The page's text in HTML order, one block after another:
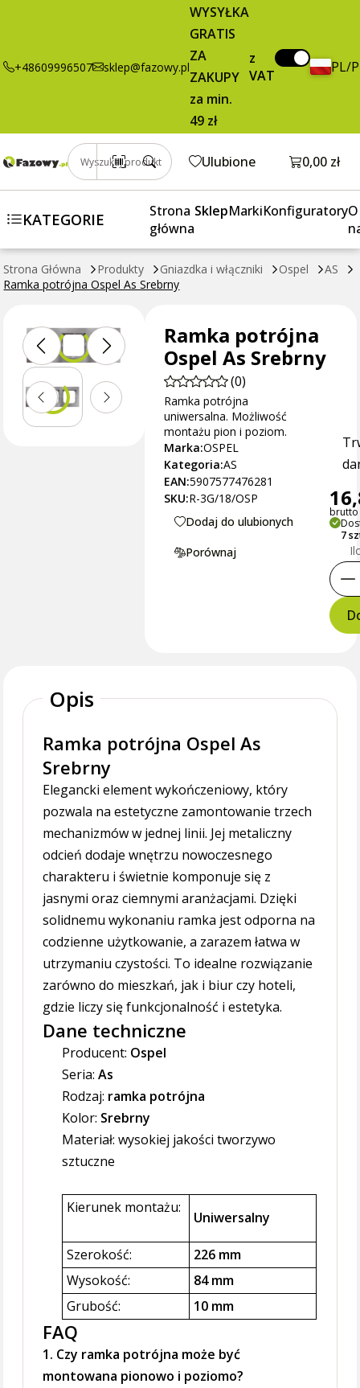
+48609996507 sklep@fazowy.pl
WYSYŁKA
GRATIS
ZA
ZAKUPY
za min.
49 zł
z
VAT
PL/
Wyszukaj produkt Ulubione Otwórz
0,00 zł
KATEGORIE
Strona
główna
SklepMarkiKonfiguratoryO
Strona Główna Produkty Gniazdka i włączniki Ospel
AS
Ramka potrójna Ospel As Srebrny
16,86 zł
brutto / szt. Dodaj do koszyka
Ramka potrójna
Ospel As Srebrny
(0)
Ramka potrójna
uniwersalna. Możliwość
montażu pion i poziom.
Marka:OSPEL
Kategoria:AS
EAN:5907577476281
SKU:R-3G/18/OSP
Dodaj do ulubionych
Porównaj
brutto
7
Opis
Ramka potrójna Ospel As
Srebrny
Elegancki element wykończeniowy, który
pozwala na estetyczne zamontowanie trzech
mechanizmów w jednej linii. Jej metaliczny
odcień dodaje wnętrzu nowoczesnego
charakteru i świetnie komponuje się z
jasnymi oraz ciemnymi aranżacjami. Dzięki
solidnemu wykonaniu ramka jest odporna na
codzienne użytkowanie, a zarazem łatwa w
utrzymaniu czystości. To idealne rozwiązanie
zarówno do mieszkań, jak i biur czy hoteli,
gdzie liczy się funkcjonalność i estetyka.
Dane techniczne
Producent: Ospel
Seria:As
Rodzaj: ramka potrójna
Kolor: Srebrny
Materiał: wysokiej jakości tworzywo
sztuczne
Kierunek montażu:
Uniwersalny
Szerokość:
226 mm
Wysokość:
84 mm
Grubość:
10 mm
FAQ
1. Czy ramka potrójna może być
montowana pionowo i poziomo?